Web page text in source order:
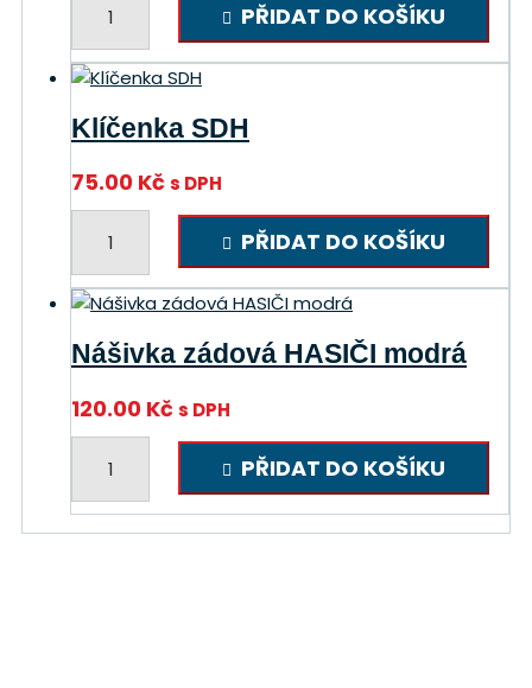
hodnost
množství
PŘIDAT DO KOŠÍKU
Klíčenka SDH
75.00 Kčs DPH
množství
PŘIDAT DO KOŠÍKU
Nášivka zádová HASIČI modrá
120.00 Kčs DPH
zádová
HASIČI
modrá
PŘIDAT DO KOŠÍKU